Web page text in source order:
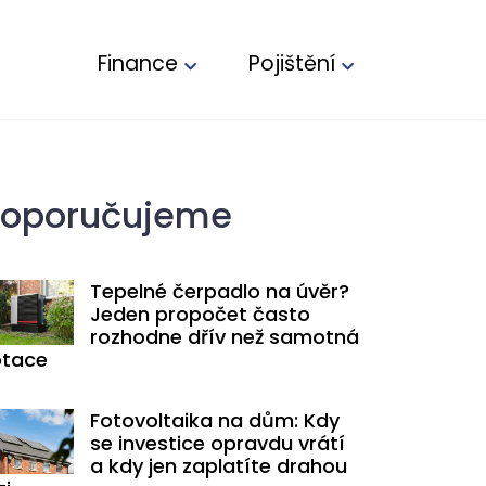
Finance Pojištění
Tepelné čerpadlo na úvěr?
Jeden propočet často
rozhodne dřív než samotná
Fotovoltaika na dům: Kdy
se investice opravdu vrátí
a kdy jen zaplatíte drahou